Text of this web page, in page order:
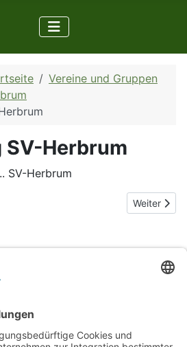
Vereine und Gruppen
Herbrum
SV-Herbrum
Nächster
Weiter